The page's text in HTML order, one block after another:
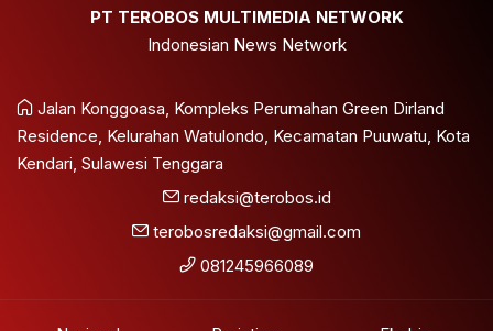
PT TEROBOS MULTIMEDIA NETWORK
Indonesian News Network
Jalan Konggoasa, Kompleks Perumahan Green Dirland
Residence, Kelurahan Watulondo, Kecamatan Puuwatu, Kota
Kendari, Sulawesi Tenggara
redaksi@terobos.id
terobosredaksi@gmail.com
081245966089